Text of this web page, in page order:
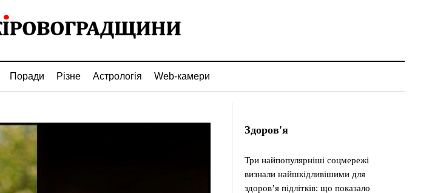
Поради Різне Астрологія Web-камери
Здоров'я
Три найпопулярніші соцмережі
визнали найшкідливішими для
здоров’я підлітків: що показало